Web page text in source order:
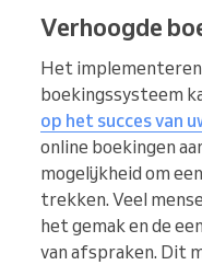
Verhoogde
Het implementeren
boekingssysteem
op het succes van
online boekingen
mogelijkheid om
trekken. Veel
het gemak en de
van afspraken. Dit